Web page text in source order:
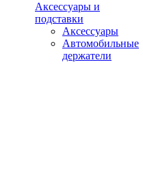
Аксессуары и
подставки
Аксессуары
Автомобильные
держатели